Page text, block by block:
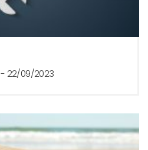
- 22/09/2023